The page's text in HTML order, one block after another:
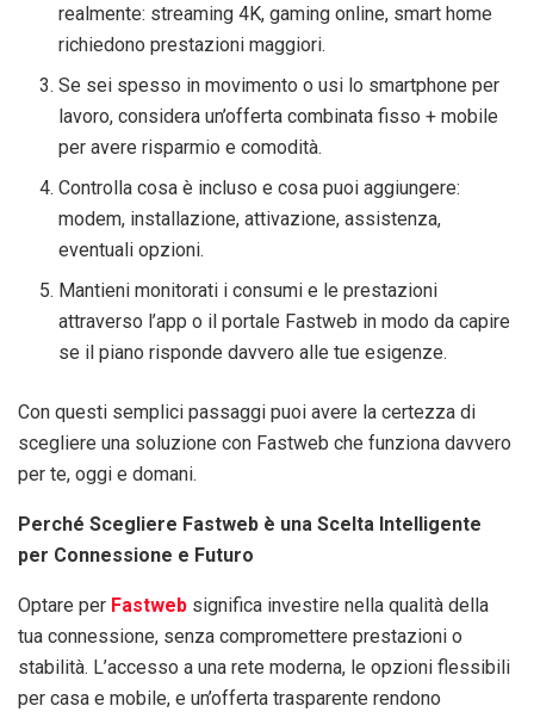
realmente: streaming 4K, gaming online, smart home
richiedono prestazioni maggiori.
Se sei spesso in movimento o usi lo smartphone per
lavoro, considera un’offerta combinata fisso + mobile
per avere risparmio e comodità.
Controlla cosa è incluso e cosa puoi aggiungere:
modem, installazione, attivazione, assistenza,
eventuali opzioni.
Mantieni monitorati i consumi e le prestazioni
attraverso l’app o il portale Fastweb in modo da capire
se il piano risponde davvero alle tue esigenze.
Con questi semplici passaggi puoi avere la certezza di
scegliere una soluzione con Fastweb che funziona davvero
per te, oggi e domani.
Perché Scegliere Fastweb è una Scelta Intelligente
per Connessione e Futuro
Optare per Fastweb significa investire nella qualità della
tua connessione, senza compromettere prestazioni o
stabilità. L’accesso a una rete moderna, le opzioni flessibili
per casa e mobile, e un’offerta trasparente rendono